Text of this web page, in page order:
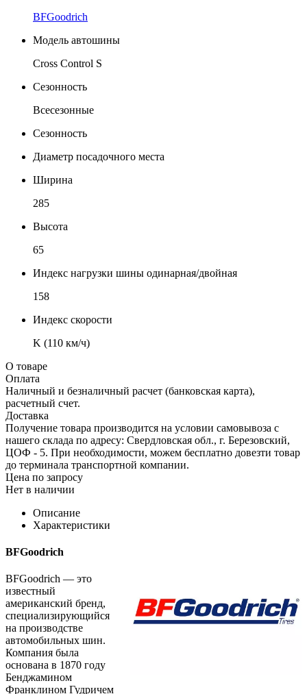
BFGoodrich
Модель автошины
Cross Control S
Сезонность
Всесезонные
Сезонность
Диаметр посадочного места
Ширина
285
Высота
65
Индекс нагрузки шины одинарная/двойная
158
Индекс скорости
K (110 км/ч)
О товаре
Оплата
Наличный и безналичный расчет (банковская карта),
расчетный счет.
Доставка
Получение товара производится на условии самовывоза с
нашего склада по адресу: Свердловская обл., г. Березовский,
ЦОФ - 5. При необходимости, можем бесплатно довезти товар
до терминала транспортной компании.
Цена по запросу
Нет в наличии
Описание
Характеристики
BFGoodrich
BFGoodrich — это
известный
американский бренд,
специализирующийся
на производстве
автомобильных шин.
Компания была
основана в 1870 году
Бенджамином
Франклином Гудричем